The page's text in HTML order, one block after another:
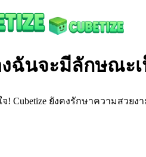
ฉันจะมีลักษณะ
! Cubetize ยังคงรักษาความสว